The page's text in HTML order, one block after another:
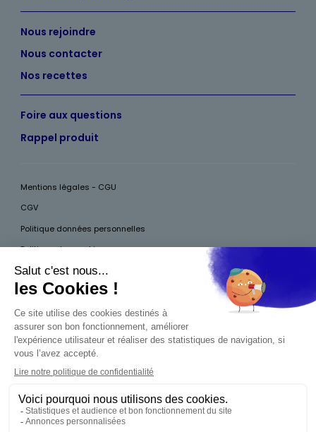
Nous rejoindre
Nous contacter
Nos recettes
Foire aux questions
Rappel produit
Mentions légales - CGU
CGV
Politique données personnelles
Politique des cookies
Accessibilité
Pour votre santé, mangez au moins cinq fruits et légumes par jour, plus
d’infos surwww.mangerbouger.fr
aux mineurs de moins de 18 ans
La preuve de majorité de l'acheteur est exigée au
moment de la vente en ligne. CODE DE LA SANTÉ